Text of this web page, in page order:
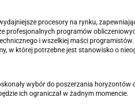
procesory na rynku,
profesjonalnych programów
i wszelkiej maści
w której potrzebne jest stanowisko o
wybór do poszerzania
ich ograniczał w żadnym momencie.